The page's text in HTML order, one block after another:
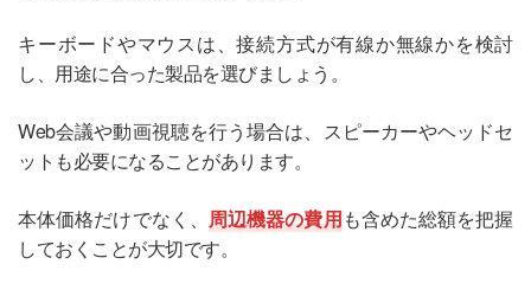
キーボードやマウスは、接続方式が有線か無線かを検討
し、用途に合った製品を選びましょう。
Web会議や動画視聴を行う場合は、スピーカーやヘッドセ
ットも必要になることがあります。
本体価格だけでなく、 周辺機器の費用も含めた総額を把握
しておくことが大切です。